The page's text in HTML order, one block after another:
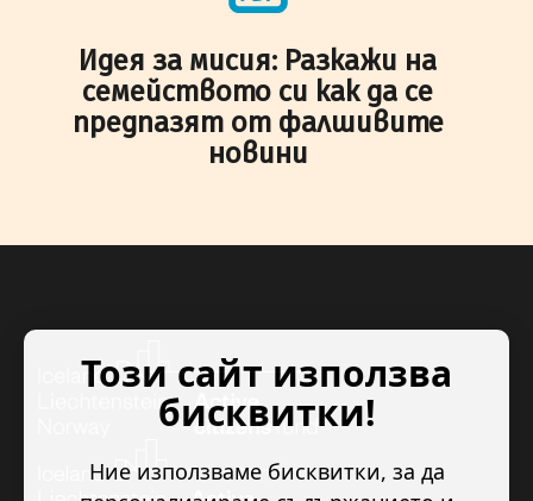
Идея за мисия: Разкажи на
семейството си как да се
предпазят от фалшивите
новини
Този сайт използва
бисквитки!
Ние използваме бисквитки, за да